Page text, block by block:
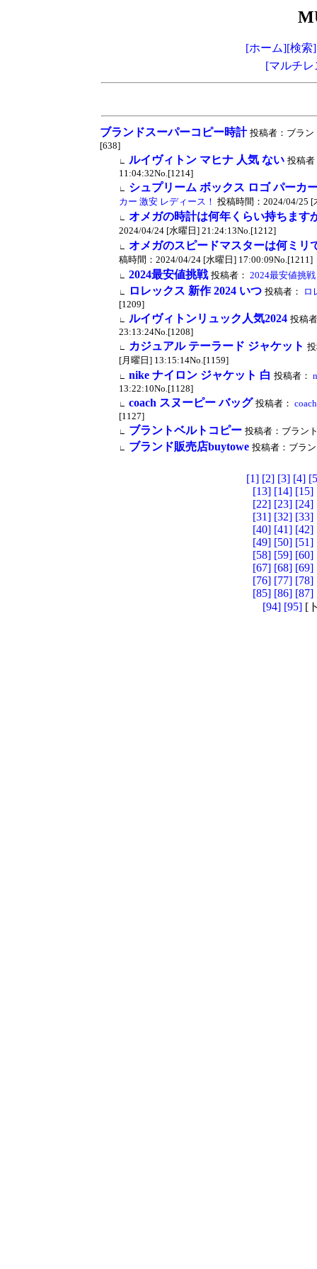
[ホーム][検索]
[マルチ
ブランドスーパーコピー時計 投稿者：ブラン
[638]
∟ ルイヴィトン マヒナ 人気 ない 投稿者
11:04:32No.[1214]
∟ シュプリーム ボックス ロゴ パーカ
カー 激安 レディース！ 投稿時間：2024/04/25
∟ オメガの時計は何年くらい持ちます
2024/04/24 [水曜日] 21:24:13No.[1212]
∟ オメガのスピードマスターは何ミリ
稿時間：2024/04/24 [水曜日] 17:00:09No.[1211]
∟ 2024最安値挑戦 投稿者： 2024最安値挑戦
∟ ロレックス 新作 2024 いつ 投稿者：
ロ
[1209]
∟ ルイヴィトンリュック人気2024 投稿
23:13:24No.[1208]
∟ カジュアル テーラード ジャケット
[月曜日] 13:15:14No.[1159]
∟ nike ナイロン ジャケット 白 投稿者：
13:22:10No.[1128]
∟ coach スヌーピー バッグ 投稿者：
[1127]
∟ ブラントベルトコピー 投稿者：ブラン
∟ ブランド販売店buytowe 投稿者：ブラ
[1] [2] [3] [4]
[13] [14] [15]
[22] [23] [24]
[31] [32] [33]
[40] [41] [42]
[49] [50] [51]
[58] [59] [60]
[67] [68] [69]
[76] [77] [78]
[85] [86] [87]
[94] [95] [